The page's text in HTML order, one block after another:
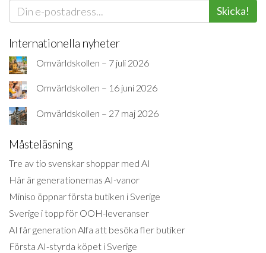
Skicka!
Internationella nyheter
Omvärldskollen – 7 juli 2026
Omvärldskollen – 16 juni 2026
Omvärldskollen – 27 maj 2026
Måsteläsning
Tre av tio svenskar shoppar med AI
Här är generationernas AI-vanor
Miniso öppnar första butiken i Sverige
Sverige i topp för OOH-leveranser
AI får generation Alfa att besöka fler butiker
Första AI-styrda köpet i Sverige